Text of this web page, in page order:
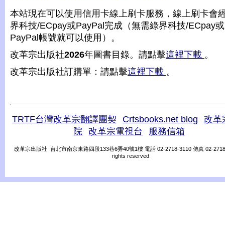
本站現在可以使用信用卡線上刷卡服務，線上刷卡會
界科技/ECpay或PayPal完成（無需綠界科技/ECpay或
PayPal帳號就可以使用）。
改革宗出版社2026年圖書目錄。請點擊這裡下載 。
改革宗出版社訂購單：請點擊這裡下載 。
TRTF台灣改革宗翻譯團契 Crtsbooks.net blog
改革
院
改革宗電視台 服務信箱
改革宗出版社 台北市南京東路四段133巷6弄40號1樓 電話 02-2718-3110 傳真 02-
rights reserved